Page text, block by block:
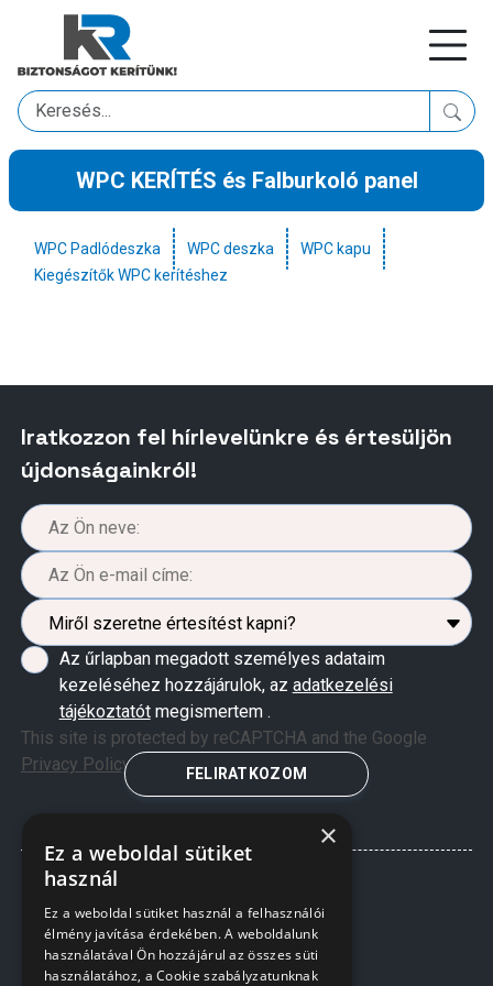
WPC KERÍTÉS és Falburkoló panel
WPC Padlódeszka WPC deszka
WPC kapu
Kiegészítők WPC kerítéshez
Iratkozzon fel hírlevelünkre és értesüljön
újdonságainkról!
Az űrlapban megadott személyes adataim
kezeléséhez hozzájárulok, az adatkezelési
tájékoztatótmegismertem .
This site is protected by reCAPTCHA and the Google
Privacy Policyand Terms of Serviceapply.
FELIRATKOZOM
×
Ez a weboldal sütiket
használ
Ez a weboldal sütiket használ a felhasználói
élmény javítása érdekében. A weboldalunk
használatával Ön hozzájárul az összes süti
használatához, a Cookie szabályzatunknak